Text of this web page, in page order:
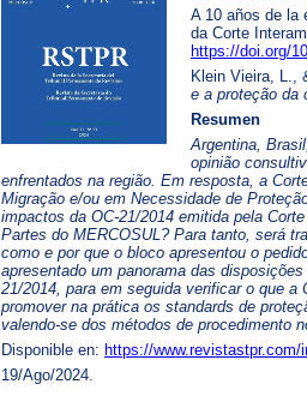
A 10 años de la
da Corte
https://doi.org/
Klein Vieira, L.,
e a proteção da
Resumen
Argentina,
opinião
enfrentados na região. Em resposta, a
Migração e/ou em Necessidade de
impactos da OC-21/2014 emitida pela
Partes do MERCOSUL? Para tanto, será
como e por que o bloco apresentou o
apresentado um panorama das
21/2014, para em seguida verificar o que
promover na prática os standards de
valendo-se dos métodos de procedimento
Disponible en: https://
19/Ago/2024.